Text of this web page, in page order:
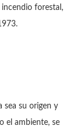
forestal,
sea su origen y
el ambiente, se